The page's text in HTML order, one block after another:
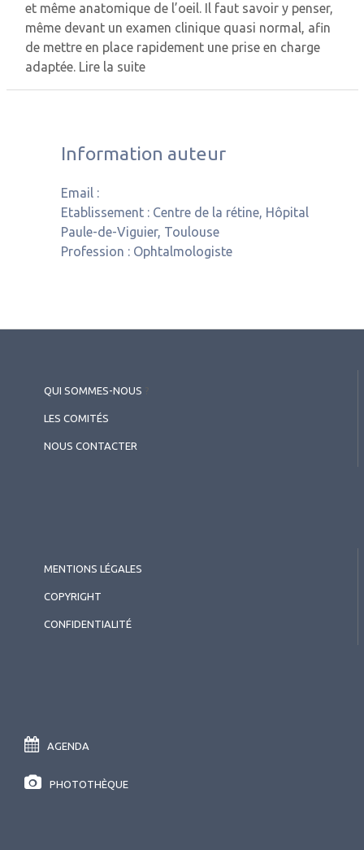
et même anatomique de l’oeil. Il faut savoir y penser,
même devant un examen clinique quasi normal, afin
de mettre en place rapidement une prise en charge
adaptée. Lire la suite
Information auteur
Email :
Etablissement : Centre de la rétine, Hôpital
Paule-de-Viguier, Toulouse
Profession : Ophtalmologiste
QUI SOMMES-NOUS
LES COMITÉS
NOUS CONTACTER
MENTIONS LÉGALES
COPYRIGHT
CONFIDENTIALITÉ
AGENDA
PHOTOTHÈQUE